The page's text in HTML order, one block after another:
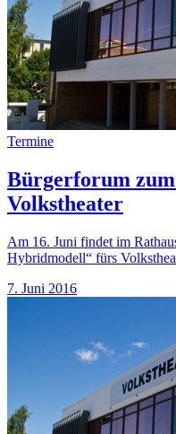
Termine
Bürgerforum
Volkstheater
Am 16. Juni findet im
Hybridmodell“ fürs
7. Juni 2016